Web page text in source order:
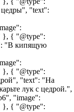
"text":
}, { "@type":
"В кипящую
}, { "@type":
"text": "На
лук с цедрой.",
"image":
}, { "@type":